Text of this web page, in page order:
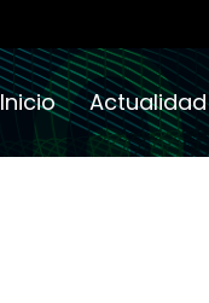
Inicio Actualidad